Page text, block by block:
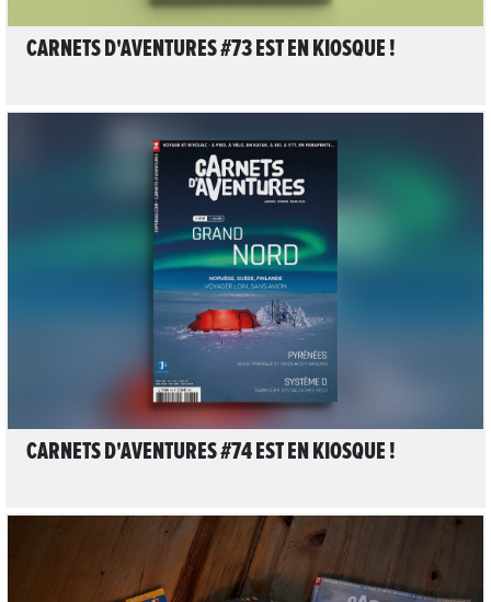
CARNETS D'AVENTURES #73 EST EN KIOSQUE !
LIRE L'ARTICLE
CARNETS D'AVENTURES #74 EST EN KIOSQUE !